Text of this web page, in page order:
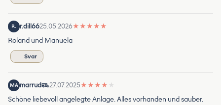
R. r.dill6625.05.2026★ ★ ★ ★ ★
Roland und Manuela
Svar
MA marrud 27.07.2025★ ★ ★ ★ ★
Schöne liebevoll angelegte Anlage. Alles vorhanden und sauber.